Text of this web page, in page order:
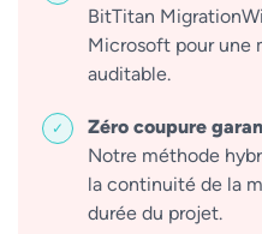
BitTitan
Microsoft pour une
auditable.
Zéro coupure
Notre méthode
la continuité de la
durée du projet.